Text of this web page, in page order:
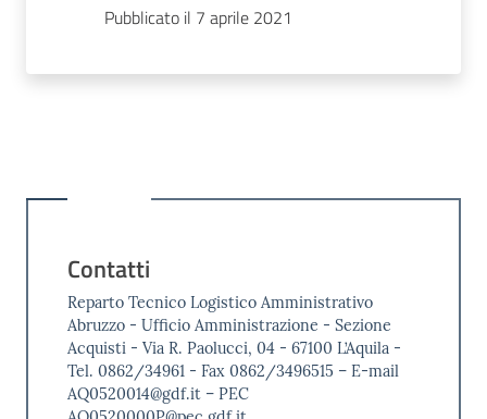
Pubblicato il 7 aprile 2021
Contatti
Reparto Tecnico Logistico Amministrativo
Abruzzo - Ufficio Amministrazione - Sezione
Acquisti - Via R. Paolucci, 04 - 67100 L’Aquila -
Tel. 0862/34961 - Fax 0862/3496515 – E-mail
AQ0520014@gdf.it – PEC